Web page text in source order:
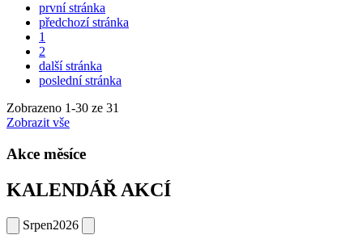
první stránka
předchozí stránka
1
2
další stránka
poslední stránka
Zobrazeno 1-30 ze 31
Zobrazit vše
Akce měsíce
KALENDÁŘ AKCÍ
Srpen2026